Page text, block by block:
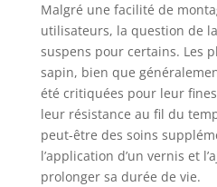
Malgré une facilité de
utilisateurs, la question de
suspens pour certains. Les
sapin, bien que
été critiquées pour leur
leur résistance au fil du
peut-être des soins
l’application d’un vernis et
prolonger sa durée de vie.